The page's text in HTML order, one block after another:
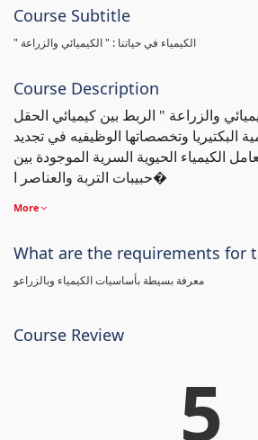
Course Subtitle
" الكيمياء في حياتنا : " الكيميائي والزراعة
Course Description
والزراعة " الربط بين كيميائي الحقل
البكتيريا وتخصصاتها الوظيفيه في تجديد
الكيمياء الحيوية السرية الموجودة بين
حبيبات التربة والعناصر ا�
More
What are the requirements for
معرفة بسيطة بأساسيات الكيمياء وبالزراعو
Course Review
5